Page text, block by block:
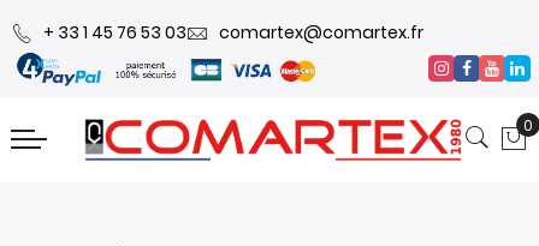
+ 33 1 45 76 53 03 comartex@comartex.fr
0